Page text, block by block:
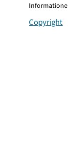
Copyright